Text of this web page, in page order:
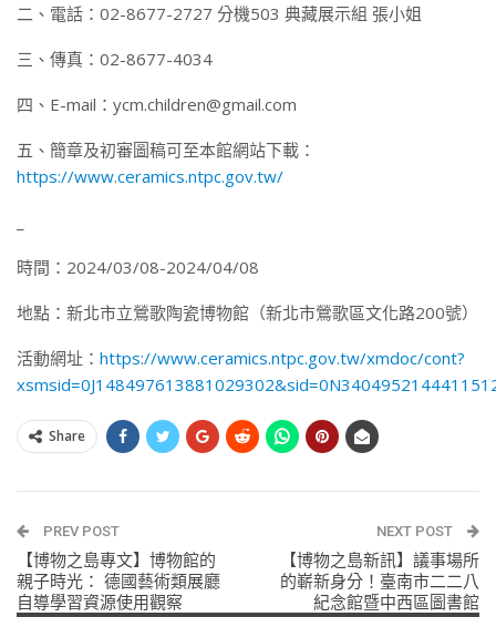
二、電話：02-8677-2727 分機503 典藏展示組 張小姐
三、傳真：02-8677-4034
四、E-mail：ycm.children@gmail.com
五、簡章及初審圖稿可至本館網站下載：
https://www.ceramics.ntpc.gov.tw/
時間：2024/03/08-2024/04/08
地點：新北市立鶯歌陶瓷博物館（新北市鶯歌區文化路200號）
活動網址： https://www.ceramics.ntpc.gov.tw/xmdoc/cont?
Share
PREV POST
【博物之島專文】博物館的
親子時光： 德國藝術類展廳
自導學習資源使用觀察
NEXT POST
【博物之島新訊】議事場所
的嶄新身分！臺南市二二八
紀念館暨中西區圖書館